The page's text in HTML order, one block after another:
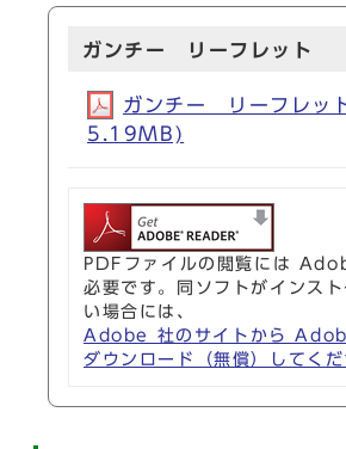
ガンチー リーフレット
ガンチー リーフレッ
5.19MB)
PDFファイルの閲覧には
必要です。同ソフトがインス
い場合には、
Adobe 社のサイトから
ダウンロード（無償）してくだ